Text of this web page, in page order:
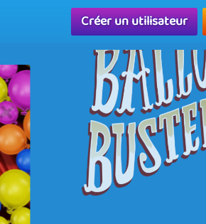
Créer un utilisateur